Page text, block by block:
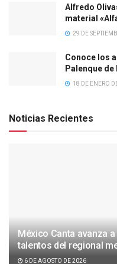
Alfredo
material
29 DE
Conoce los
Palenque
18 DE ENERO
Noticias Recientes
México Canta avanza
talentos del regional
6 DE AGOSTO DE 2026